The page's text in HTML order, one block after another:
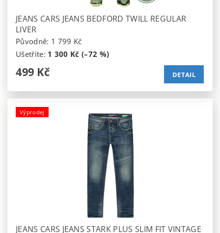
JEANS CARS JEANS BEDFORD TWILL REGULAR
LIVER
Původně: 1 799 Kč
Ušetříte: 1 300 Kč (–72 %)
499 Kč DETAIL
Výprodej
JEANS CARS JEANS STARK PLUS SLIM FIT VINTAGE